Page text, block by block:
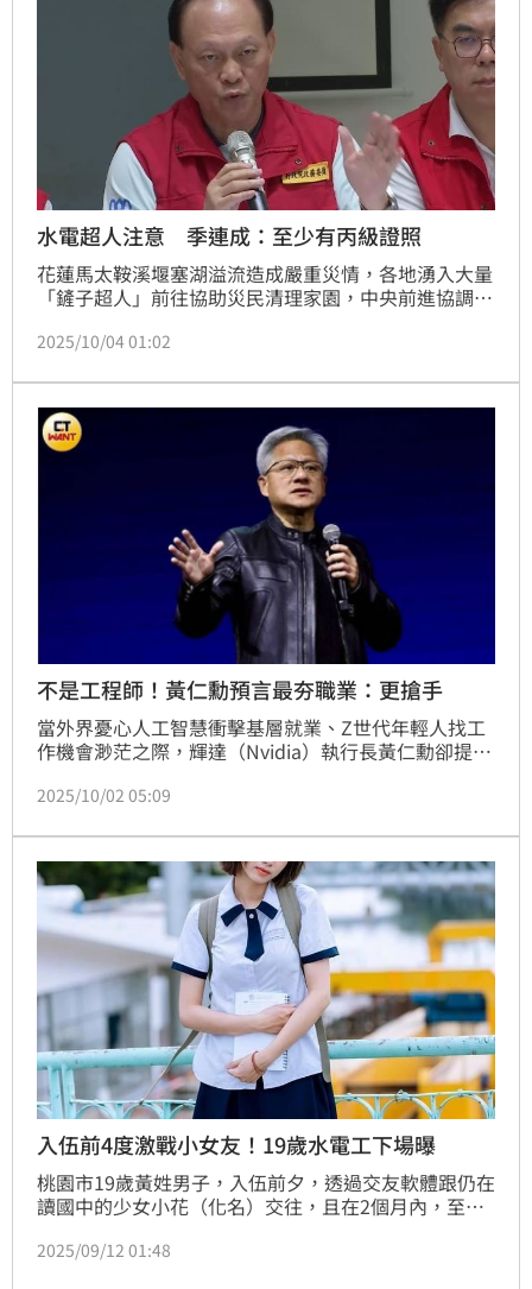
水電超人注意 季連成：至少有丙級證照
花蓮馬太鞍溪堰塞湖溢流造成嚴重災情，各地湧入大量
「鏟子超人」前往協助災民清理家園，中央前進協調所
作、木工等專業技術的志工，一般志工可以好好地去過
季連成呼籲，志工們抵達光復車站後，還是要接受分流
作業，自行進入災區恐面臨無工作的情況；而目前需要
的專業志工包含木工、水電工、水泥工，其中水電工至
2025/10/04 01:02
不是工程師！黃仁勳預言最夯職業：更搶手
當外界憂心人工智慧衝擊基層就業、Z世代年輕人找工
作機會渺茫之際，輝達（Nvidia）執行長黃仁勳卻提出
工、水管工、木匠等技職人才將迎來前所未有的需求，
2025/10/02 05:09
入伍前4度激戰小女友！19歲水電工下場曝
桃園市19歲黃姓男子，入伍前夕，透過交友軟體跟仍在
讀國中的少女小花（化名）交往，且在2個月內，至少
告，黃男認罪，以40萬元達成調解，法院審理後，判他
2025/09/12 01:48